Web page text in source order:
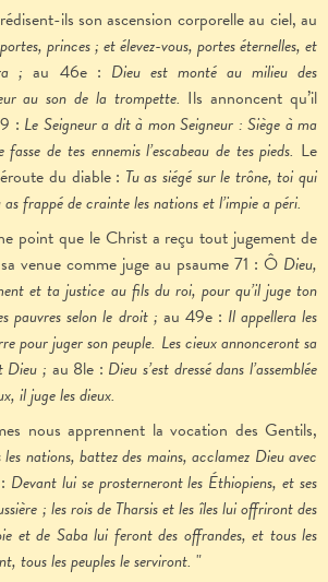
ils son ascension corporelle au ciel, au
princes ; et élevez-vous, portes éternelles, et
;au 46e : Dieu est monté au milieu des
au son de la trompette. Ils annoncent qu’il
: Le Seigneur a dit à mon Seigneur : Siège à ma
de tes ennemis l’escabeau de tes pieds. Le
du diable : Tu as siégé sur le trône, toi qui
frappé de crainte les nations et l’impie a péri.
point que le Christ a reçu tout jugement de
venue comme juge au psaume 71 : Ô Dieu,
et ta justice au fils du roi, pour qu’il juge ton
pauvres selon le droit ; au 49e : Il appellera les
pour juger son peuple. Les cieux annonceront sa
Dieu ; au 8le : Dieu s’est dressé dans l’assemblée
il juge les dieux.
nous apprennent la vocation des Gentils,
les nations, battez des mains, acclamez Dieu avec
Devant lui se prosterneront les Éthiopiens, et ses
; les rois de Tharsis et les îles lui offriront des
et de Saba lui feront des offrandes, et tous les
tous les peuples le serviront. "